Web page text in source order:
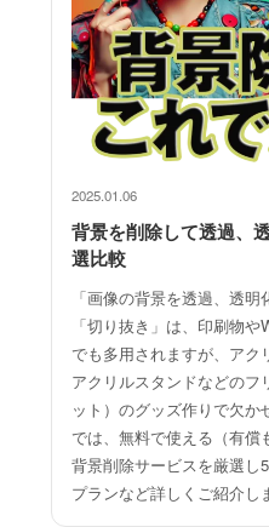
2025.01.06
背景を削除して透過、
選比較
「画像の背景を透過、透
「切り抜き」は、印刷物
でも多用されますが、アク
アクリルスタンドなどのフ
ット）のグッズ作りで欠か
では、無料で使える（有償
背景削除サービスを厳選し
プランなど詳しくご紹介し